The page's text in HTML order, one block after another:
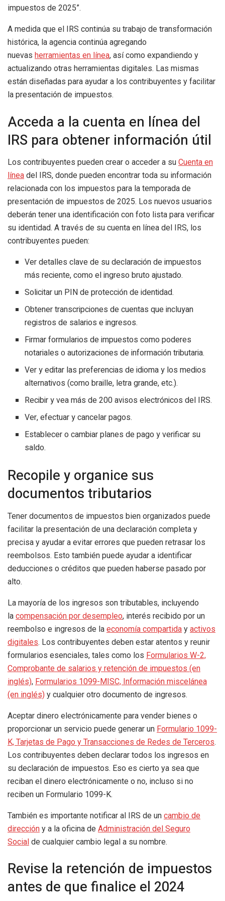
impuestos de 2025”.
A medida que el IRS continúa su trabajo de transformación
histórica, la agencia continúa agregando
nuevas herramientas en línea, así como expandiendo y
actualizando otras herramientas digitales. Las mismas
están diseñadas para ayudar a los contribuyentes y facilitar
la presentación de impuestos.
Acceda a la cuenta en línea del
IRS para obtener información útil
Los contribuyentes pueden crear o acceder a su Cuenta en
línea del IRS, donde pueden encontrar toda su información
relacionada con los impuestos para la temporada de
presentación de impuestos de 2025. Los nuevos usuarios
deberán tener una identificación con foto lista para verificar
su identidad. A través de su cuenta en línea del IRS, los
contribuyentes pueden:
Ver detalles clave de su declaración de impuestos
más reciente, como el ingreso bruto ajustado.
Solicitar un PIN de protección de identidad.
Obtener transcripciones de cuentas que incluyan
registros de salarios e ingresos.
Firmar formularios de impuestos como poderes
notariales o autorizaciones de información tributaria.
Ver y editar las preferencias de idioma y los medios
alternativos (como braille, letra grande, etc.).
Recibir y vea más de 200 avisos electrónicos del IRS.
Ver, efectuar y cancelar pagos.
Establecer o cambiar planes de pago y verificar su
saldo.
Recopile y organice sus
documentos tributarios
Tener documentos de impuestos bien organizados puede
facilitar la presentación de una declaración completa y
precisa y ayudar a evitar errores que pueden retrasar los
reembolsos. Esto también puede ayudar a identificar
deducciones o créditos que pueden haberse pasado por
alto.
La mayoría de los ingresos son tributables, incluyendo
la compensación por desempleo, interés recibido por un
reembolso e ingresos de la economía compartida y activos
digitales. Los contribuyentes deben estar atentos y reunir
formularios esenciales, tales como los Formularios W-2,
Comprobante de salarios y retención de impuestos (en
inglés), Formularios 1099-MISC, Información miscelánea
(en inglés) y cualquier otro documento de ingresos.
Aceptar dinero electrónicamente para vender bienes o
proporcionar un servicio puede generar un Formulario 1099-
K, Tarjetas de Pago y Transacciones de Redes de Terceros.
Los contribuyentes deben declarar todos los ingresos en
su declaración de impuestos. Eso es cierto ya sea que
reciban el dinero electrónicamente o no, incluso si no
reciben un Formulario 1099-K.
También es importante notificar al IRS de un cambio de
dirección y a la oficina de Administración del Seguro
Social de cualquier cambio legal a su nombre.
Revise la retención de impuestos
antes de que finalice el 2024